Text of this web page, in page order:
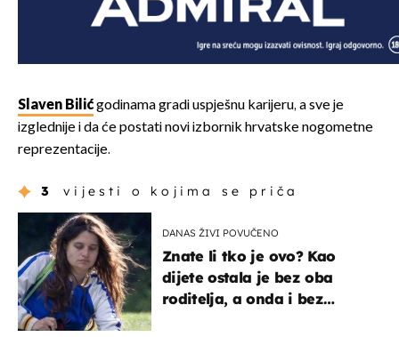
Slaven Bilićgodinama gradi uspješnu karijeru, a sve je
izglednije i da će postati novi izbornik hrvatske nogometne
reprezentacije.
3 vijesti o kojima se priča
DANAS ŽIVI POVUČENO
Znate li tko je ovo? Kao
dijete ostala je bez oba
roditelja, a onda i bez